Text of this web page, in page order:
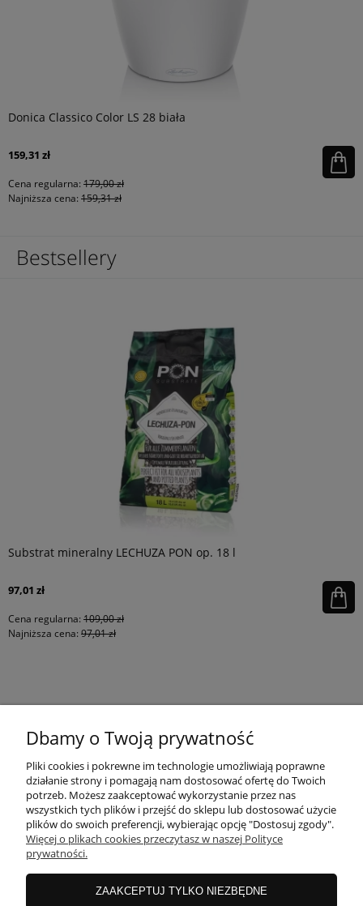
Donica Classico Color LS 28 biała
159,31 zł
Cena regularna: 179,00 zł
Najniższa cena: 159,31 zł
Bestsellery
Substrat mineralny LECHUZA PON op. 18 l
97,01 zł
Cena regularna: 109,00 zł
Najniższa cena: 97,01 zł
MOJE KONTO
PŁATNOŚCI I DOSTAWA
INFORMACJE
Dbamy o Twoją prywatność
Pliki cookies i pokrewne im technologie umożliwiają poprawne
działanie strony i pomagają nam dostosować ofertę do Twoich
potrzeb. Możesz zaakceptować wykorzystanie przez nas
wszystkich tych plików i przejść do sklepu lub dostosować użycie
plików do swoich preferencji, wybierając opcję "Dostosuj zgody".
Więcej o plikach cookies przeczytasz w naszej Polityce
prywatności.
ZAAKCEPTUJ TYLKO NIEZBĘDNE